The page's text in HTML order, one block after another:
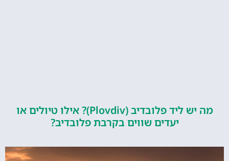
מה יש ליד פלובדיב (Plovdiv)? אילו טיולים או
יעדים שווים בקרבת פלובדיב?